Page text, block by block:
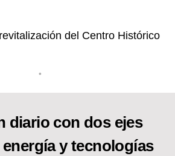
del Centro Histórico
•
diario con dos ejes
y tecnologías